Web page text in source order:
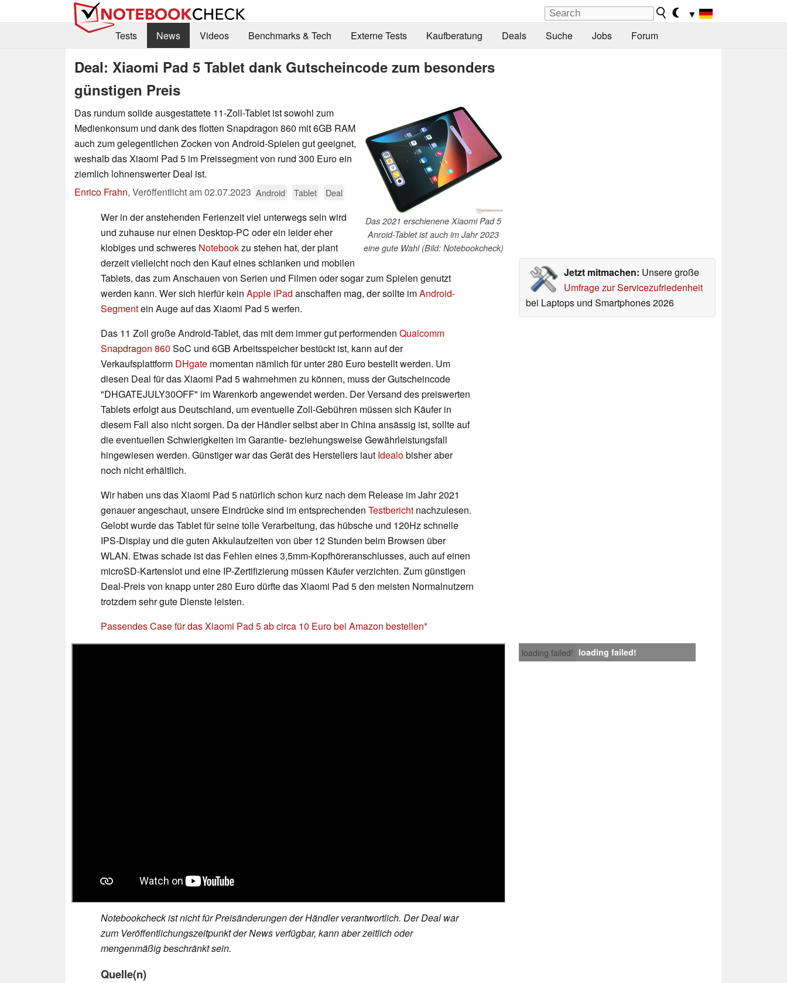
▼
Tests
News Videos Benchmarks & Tech Externe Tests Kaufberatung Deals Suche Jobs Forum
Deal: Xiaomi Pad 5 Tablet dank Gutscheincode zum besonders
günstigen Preis
Das 2021 erschienene Xiaomi Pad 5
Anroid-Tablet ist auch im Jahr 2023
eine gute Wahl (Bild: Notebookcheck)
Das rundum solide ausgestattete 11-Zoll-Tablet ist sowohl zum
Medienkonsum und dank des flotten Snapdragon 860 mit 6GB RAM
auch zum gelegentlichen Zocken von Android-Spielen gut geeignet,
weshalb das Xiaomi Pad 5 im Preissegment von rund 300 Euro ein
ziemlich lohnenswerter Deal ist.
Enrico Frahn, Veröffentlicht am02.07.2023 Android Tablet Deal
Jetzt mitmachen: Unsere große
Umfrage zur Servicezufriedenheit
bei Laptops und Smartphones 2026
Wer in der anstehenden Ferienzeit viel unterwegs sein wird
und zuhause nur einen Desktop-PC oder ein leider eher
klobiges und schweres Notebookzu stehen hat, der plant
derzeit vielleicht noch den Kauf eines schlanken und mobilen
Tablets, das zum Anschauen von Serien und Filmen oder sogar zum Spielen genutzt
werden kann. Wer sich hierfür kein Apple iPad anschaffen mag, der sollte imAndroid-
Segmentein Auge auf das Xiaomi Pad 5 werfen.
Das 11 Zoll große Android-Tablet, das mit dem immer gut performenden Qualcomm
Snapdragon 860 SoC und 6GB Arbeitsspeicher bestückt ist, kann auf der
Verkaufsplattform DHgate momentan nämlich für unter 280 Euro bestellt werden. Um
diesen Deal für das Xiaomi Pad 5 wahrnehmen zu können, muss der Gutscheincode
"DHGATEJULY30OFF" im Warenkorb angewendet werden. Der Versand des preiswerten
Tablets erfolgt aus Deutschland, um eventuelle Zoll-Gebühren müssen sich Käufer in
diesem Fall also nicht sorgen. Da der Händler selbst aber in China ansässig ist, sollte auf
die eventuellen Schwierigkeiten im Garantie- beziehungsweise Gewährleistungsfall
hingewiesen werden. Günstiger war das Gerät des Herstellers laut Idealobisher aber
noch nicht erhältlich.
Wir haben uns das Xiaomi Pad 5 natürlich schon kurz nach dem Release im Jahr 2021
genauer angeschaut, unsere Eindrücke sind im entsprechenden Testbericht nachzulesen.
Gelobt wurde das Tablet für seine tolle Verarbeitung, das hübsche und 120Hz schnelle
IPS-Display und die guten Akkulaufzeiten von über 12 Stunden beim Browsen über
WLAN. Etwas schade ist das Fehlen eines 3,5mm-Kopfhöreranschlusses, auch auf einen
microSD-Kartenslot und eine IP-Zertifizierung müssen Käufer verzichten. Zum günstigen
Deal-Preis von knapp unter 280 Euro dürfte das Xiaomi Pad 5 den meisten Normalnutzern
trotzdem sehr gute Dienste leisten.
Passendes Case für das Xiaomi Pad 5 ab circa 10 Euro bei Amazon bestellen
loading failed! loading failed!
Notebookcheck ist nicht für Preisänderungen der Händler verantwortlich. Der Deal war
zum Veröffentlichungszeitpunkt der News verfügbar, kann aber zeitlich oder
mengenmäßig beschränkt sein.
Quelle(n)